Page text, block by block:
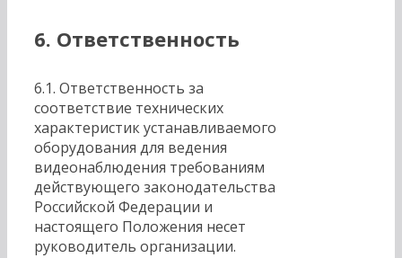
6. Ответственность
6.1. Ответственность за
соответствие технических
характеристик устанавливаемого
оборудования для ведения
видеонаблюдения требованиям
действующего законодательства
Российской Федерации и
настоящего Положения несет
руководитель организации.